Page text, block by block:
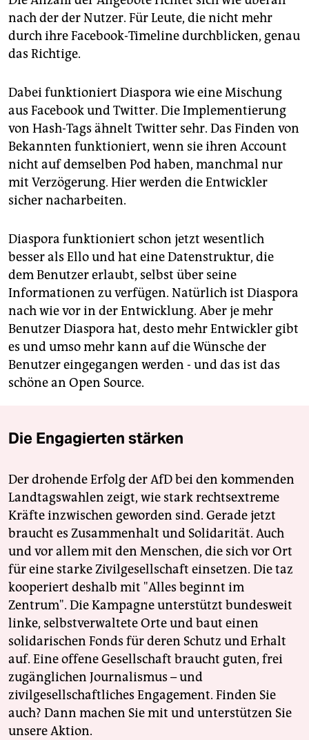
nach der der Nutzer. Für Leute, die nicht mehr
durch ihre Facebook-Timeline durchblicken, genau
das Richtige.
Dabei funktioniert Diaspora wie eine Mischung
aus Facebook und Twitter. Die Implementierung
von Hash-Tags ähnelt Twitter sehr. Das Finden von
Bekannten funktioniert, wenn sie ihren Account
nicht auf demselben Pod haben, manchmal nur
mit Verzögerung. Hier werden die Entwickler
sicher nacharbeiten.
Diaspora funktioniert schon jetzt wesentlich
besser als Ello und hat eine Datenstruktur, die
dem Benutzer erlaubt, selbst über seine
Informationen zu verfügen. Natürlich ist Diaspora
nach wie vor in der Entwicklung. Aber je mehr
Benutzer Diaspora hat, desto mehr Entwickler gibt
es und umso mehr kann auf die Wünsche der
Benutzer eingegangen werden - und das ist das
schöne an Open Source.
Die Engagierten stärken
Der drohende Erfolg der AfD bei den kommenden
Landtagswahlen zeigt, wie stark rechtsextreme
Kräfte inzwischen geworden sind. Gerade jetzt
braucht es Zusammenhalt und Solidarität. Auch
und vor allem mit den Menschen, die sich vor Ort
für eine starke Zivilgesellschaft einsetzen. Die taz
kooperiert deshalb mit "Alles beginnt im
Zentrum". Die Kampagne unterstützt bundesweit
linke, selbstverwaltete Orte und baut einen
solidarischen Fonds für deren Schutz und Erhalt
auf. Eine offene Gesellschaft braucht guten, frei
zugänglichen Journalismus – und
zivilgesellschaftliches Engagement. Finden Sie
auch? Dann machen Sie mit und unterstützen Sie
unsere Aktion.